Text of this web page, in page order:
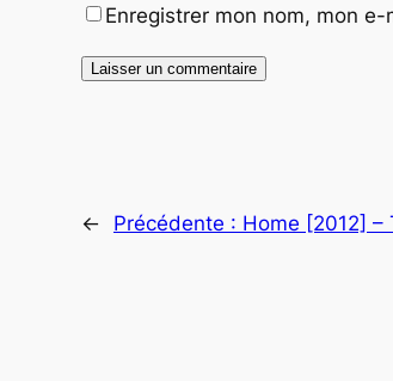
Enregistrer mon nom, mon
← Précédente : Home [2012] –